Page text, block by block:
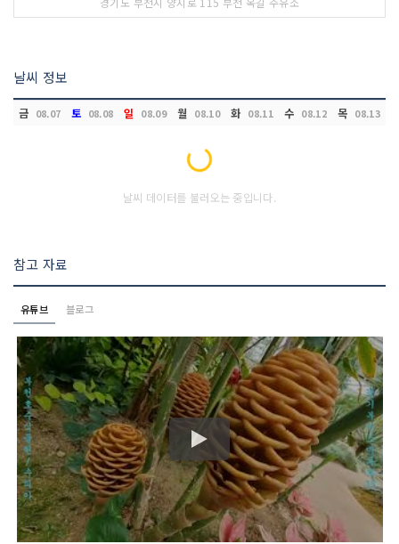
날씨 정보
금 08.07 토 08.08 일 08.09 월 08.10 화 08.11 수 08.12 목 08.13
Loading...
날씨 데이터를 불러오는 중입니다.
참고 자료
유튜브 블로그